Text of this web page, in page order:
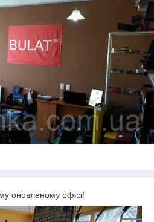
оновленому офісі!